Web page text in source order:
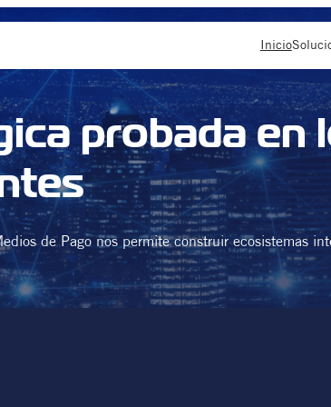
Inicio
probada en
de Pago nos permite construir ecosistemas